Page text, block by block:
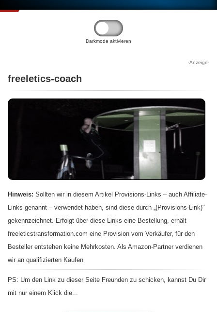
Darkmode aktivieren
-Anzeige-
freeletics-coach
Hinweis: Sollten wir in diesem Artikel Provisions-Links – auch Affiliate-
Links genannt – verwendet haben, sind diese durch „(Provisions-Link)"
gekennzeichnet. Erfolgt über diese Links eine Bestellung, erhält
freeleticstransformation.com eine Provision vom Verkäufer, für den
Besteller entstehen keine Mehrkosten. Als Amazon-Partner verdienen
wir an qualifizierten Käufen
PS: Um den Link zu dieser Seite Freunden zu schicken, kannst Du Dir
mit nur einem Klick die...